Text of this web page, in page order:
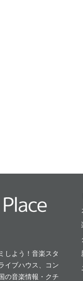
ミュー
しよう！音楽スタ
イブハウス、コン
の音楽情報・クチ